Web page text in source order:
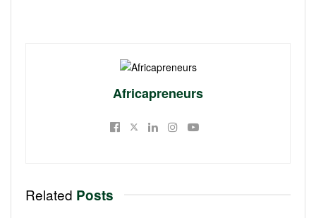
Africapreneurs
Related Posts